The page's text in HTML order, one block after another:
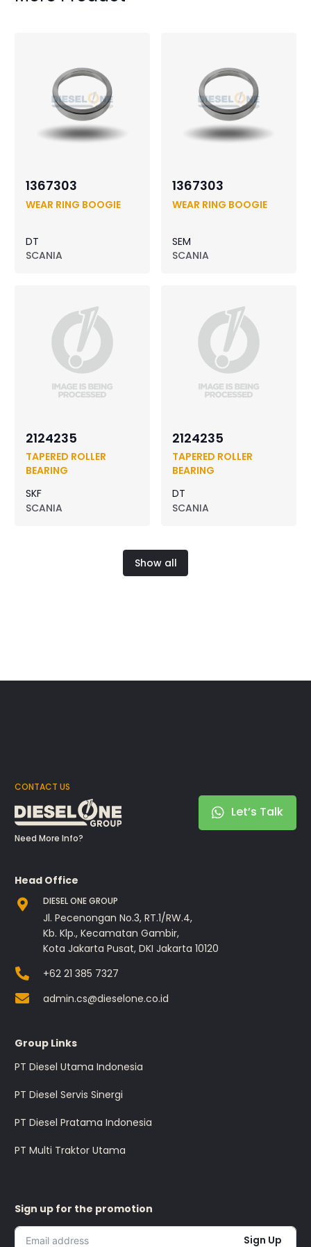
1367303
WEAR RING BOOGIE
DT
SCANIA
1367303
WEAR RING BOOGIE
SEM
SCANIA
2124235
TAPERED ROLLER
BEARING
SKF
SCANIA
2124235
TAPERED ROLLER
BEARING
DT
SCANIA
Show all
CONTACT US
Need More Info?
Let’s Talk
Head Office
DIESEL ONE GROUP
Jl. Pecenongan No.3, RT.1/RW.4,
Kb. Klp., Kecamatan Gambir,
Kota Jakarta Pusat, DKI Jakarta 10120
+62 21 385 7327
admin.cs@dieselone.co.id
Group Links
PT Diesel Utama Indonesia
PT Diesel Servis Sinergi
PT Diesel Pratama Indonesia
PT Multi Traktor Utama
Sign up for the promotion
Sign Up